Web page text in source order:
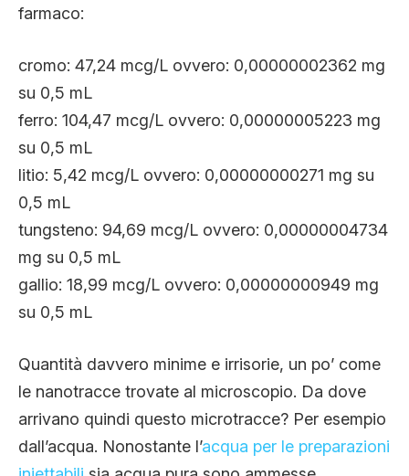
farmaco:
cromo: 47,24 mcg/L ovvero: 0,00000002362 mg
su 0,5 mL
ferro: 104,47 mcg/L ovvero: 0,00000005223 mg
su 0,5 mL
litio: 5,42 mcg/L ovvero: 0,00000000271 mg su
0,5 mL
tungsteno: 94,69 mcg/L ovvero: 0,00000004734
mg su 0,5 mL
gallio: 18,99 mcg/L ovvero: 0,00000000949 mg
su 0,5 mL
Quantità davvero minime e irrisorie, un po’ come
le nanotracce trovate al microscopio. Da dove
arrivano quindi questo microtracce? Per esempio
dall’acqua. Nonostante l’acqua per le preparazioni